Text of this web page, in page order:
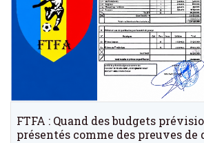
FTFA : Quand des budgets
présentés comme des preuves